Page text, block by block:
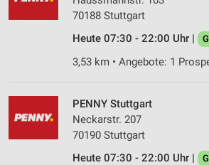
70188 Stuttgart
Heute 07:30 - 22:00 Uhr |
3,53 km • Angebote: 1
PENNY Stuttgart
Neckarstr. 207
70190 Stuttgart
Heute 07:30 - 22:00 Uhr |
Verwendung reduzierter Daten zur
Inhalten
Verwendung genauer Standortdaten
Geräte anhand von aktiv angeforderten
Informationen identifizieren
Nicht-IAB-Verarbeitungszwecke: